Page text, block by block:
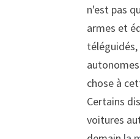
n'est pas
armes et
chose à
Certains
voitures